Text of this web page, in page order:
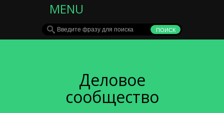
MENU
Деловое
сообщество